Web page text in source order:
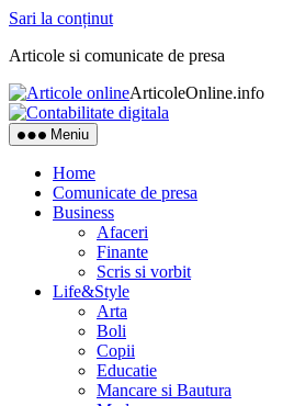
Sari la conținut
Articole si comunicate de presa
ArticoleOnline.info
Meniu
Home
Comunicate de presa
Business
Afaceri
Finante
Scris si vorbit
Life&Style
Arta
Boli
Copii
Educatie
Mancare si Bautura